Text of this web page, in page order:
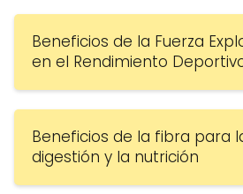
Beneficios de la Fuerza
en el Rendimiento
Beneficios de la fibra para
digestión y la nutrición